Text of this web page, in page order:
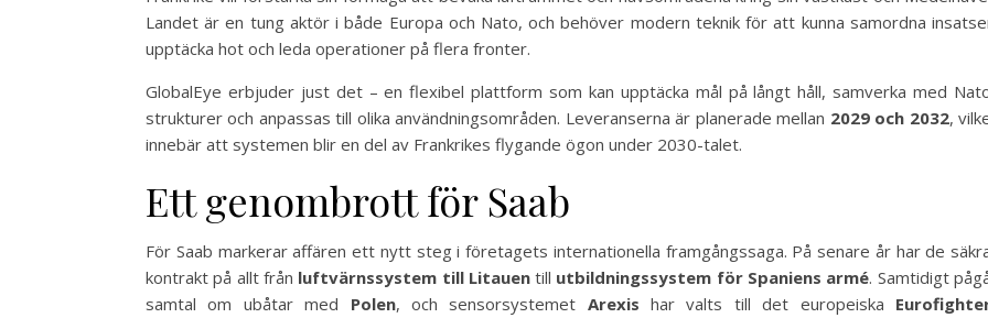
Landet är en tung aktör i både Europa och Nato, och behöver modern teknik för att kunna samordna
upptäcka hot och leda operationer på flera fronter.
GlobalEye erbjuder just det – en flexibel plattform som kan upptäcka mål på långt håll, samverka med
strukturer och anpassas till olika användningsområden. Leveranserna är planerade mellan 2029 och 2032,
innebär att systemen blir en del av Frankrikes flygande ögon under 2030-talet.
Ett genombrott för Saab
För Saab markerar affären ett nytt steg i företagets internationella framgångssaga. På senare år har de
kontrakt på allt från luftvärnssystem till Litauentill utbildningssystem för Spaniens armé. Samtidigt
samtal om ubåtar med Polen, och sensorsystemet Arexis har valts till det europeiska